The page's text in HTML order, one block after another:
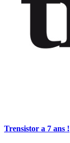
Trensistor a 7 ans !